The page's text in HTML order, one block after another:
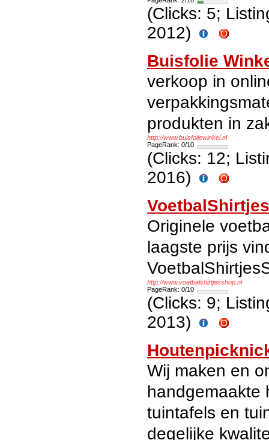
(Clicks: 5;
2012)
Buisfolie
verkoop in
produkten in
http://www.buisfoliewinkel.nl
PageRank: 0/10
(Clicks: 12;
2016)
Originele
laagste prijs
http://www.voetbalshirtjesshop.nl
PageRank: 0/10
(Clicks: 9;
2013)
Wij maken en
handgemaakte
tuintafels en
degelijke